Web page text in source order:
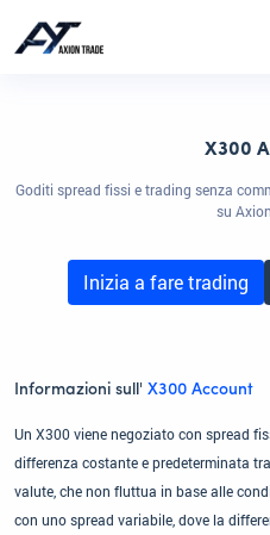
X300
Goditi spread fissi e trading senza
su
Inizia a fare trading
Informazioni sull' X300 Account
Un X300 viene negoziato con spread
differenza costante e predeterminata
valute, che non fluttua in base alle
con uno spread variabile, dove la